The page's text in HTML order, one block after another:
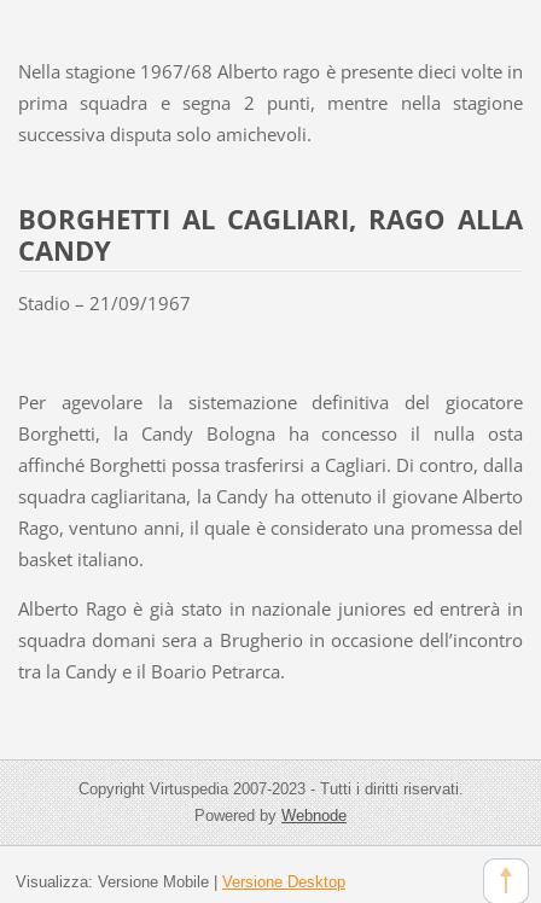
Nella stagione 1967/68 Alberto rago è presente dieci volte in
prima squadra e segna 2 punti, mentre nella stagione
successiva disputa solo amichevoli.
BORGHETTI AL CAGLIARI, RAGO ALLA
CANDY
Stadio – 21/09/1967
Per agevolare la sistemazione definitiva del giocatore
Borghetti, la Candy Bologna ha concesso il nulla osta
affinché Borghetti possa trasferirsi a Cagliari. Di contro, dalla
squadra cagliaritana, la Candy ha ottenuto il giovane Alberto
Rago, ventuno anni, il quale è considerato una promessa del
basket italiano.
Alberto Rago è già stato in nazionale juniores ed entrerà in
squadra domani sera a Brugherio in occasione dell’incontro
tra la Candy e il Boario Petrarca.
Copyright Virtuspedia 2007-2023 - Tutti i diritti riservati.
Powered byWebnode
Visualizza: Versione Mobile| Versione Desktop